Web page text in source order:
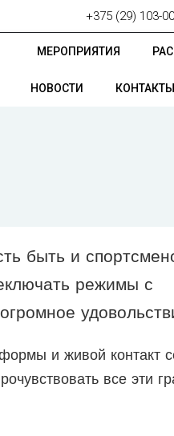
+375 (29) 103-
МЕРОПРИЯТИЯ
НОВОСТИ КОНТАКТЫ
быть и
режимы с
и живой контакт
все эти